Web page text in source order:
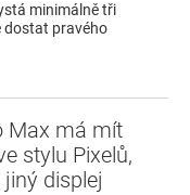
minimálně tři
dostat pravého
Max má mít
stylu Pixelů,
displej